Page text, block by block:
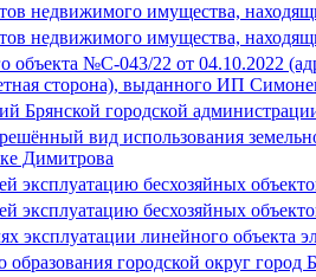
недвижимого имущества,
недвижимого имущества,
№С-043/22 от 04.10.2022
сторона), выданного ИП
Брянской городской
вид использования
Димитрова
бесхозяйных
бесхозяйных
эксплуатации линейного объекта
городской округ город